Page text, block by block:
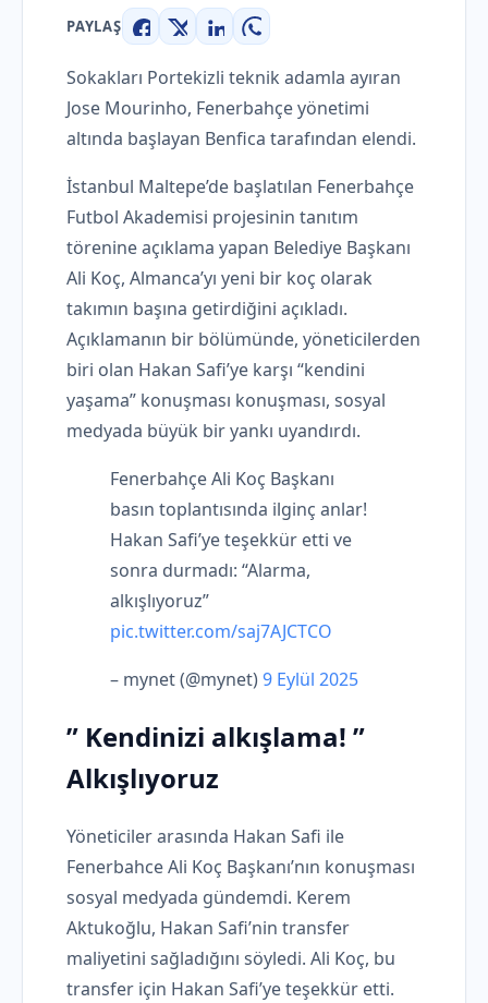
PAYLAŞ
Facebook
X LinkedInWhatsApp
Sokakları Portekizli teknik adamla ayıran
Jose Mourinho, Fenerbahçe yönetimi
altında başlayan Benfica tarafından elendi.
İstanbul Maltepe’de başlatılan Fenerbahçe
Futbol Akademisi projesinin tanıtım
törenine açıklama yapan Belediye Başkanı
Ali Koç, Almanca’yı yeni bir koç olarak
takımın başına getirdiğini açıkladı.
Açıklamanın bir bölümünde, yöneticilerden
biri olan Hakan Safi’ye karşı “kendini
yaşama” konuşması konuşması, sosyal
medyada büyük bir yankı uyandırdı.
Fenerbahçe Ali Koç Başkanı
basın toplantısında ilginç anlar!
Hakan Safi’ye teşekkür etti ve
sonra durmadı: “Alarma,
alkışlıyoruz”
pic.twitter.com/saj7AJCTCO
– mynet (@mynet)9 Eylül 2025
” Kendinizi alkışlama! ”
Alkışlıyoruz
Yöneticiler arasında Hakan Safi ile
Fenerbahce Ali Koç Başkanı’nın konuşması
sosyal medyada gündemdi. Kerem
Aktukoğlu, Hakan Safi’nin transfer
maliyetini sağladığını söyledi. Ali Koç, bu
transfer için Hakan Safi’ye teşekkür etti.